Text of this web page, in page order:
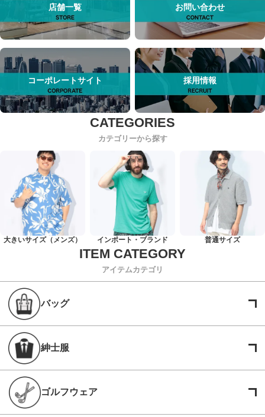
店舗一覧 お問い合わせ
コーポレートサイト 採用情報
カテゴリーから探す
大きいサイズ（メンズ） インポート・ブランド 普通サイズ
アイテムカテゴリ
バッグ
紳士服
ゴルフウェア